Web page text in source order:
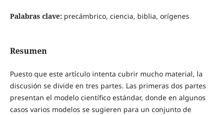
Palabras clave: precámbrico, ciencia, biblia, orígenes
Resumen
Puesto que este artículo intenta cubrir mucho material, la
discusión se divide en tres partes. Las primeras dos partes
presentan el modelo científico estándar, donde en algunos
casos varios modelos se sugieren para un conjunto de